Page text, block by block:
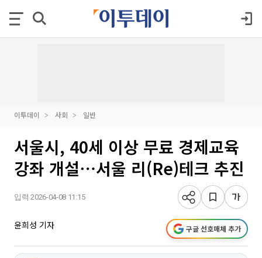
이투데이 사회 일반
서울시, 40세 이상 무료 경제교육
강좌 개설⋯서울 리(Re)테크 추진
입력 2026-04-08 11:15
윤희성 기자 구글 선호매체 추가